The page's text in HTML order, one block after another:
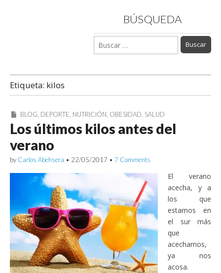
BÚSQUEDA
Buscar:
Etiqueta: kilos
BLOG, DEPORTE, NUTRICIÓN, OBESIDAD, SALUD
Los últimos kilos antes del
verano
by Carlos Abehsera • 22/05/2017 • 7 Comments
El verano
acecha, y a
los que
estamos en
el sur más
que
acecharnos,
ya nos
acosa.